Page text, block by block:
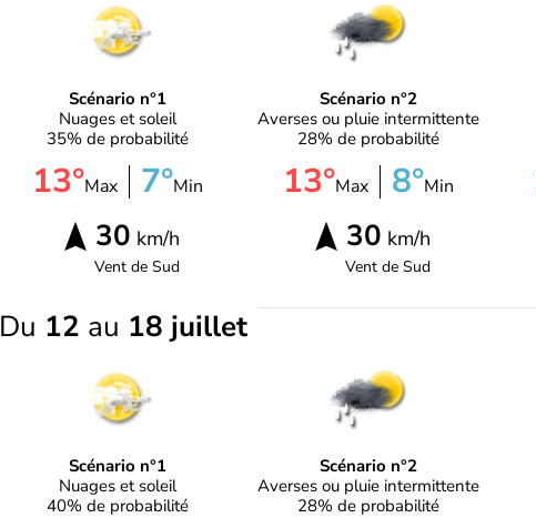
Scénario n°1
Nuages et soleil
35% de probabilité
13°Max 7°Min
30 km/h
Vent deSud
Scénario n°2
Averses ou pluie intermittente
28% de probabilité
13°Max 8°Min
30 km/h
Vent deSud
Du 12 au 18 juillet
Scénario n°1
Nuages et soleil
40% de probabilité
Scénario n°2
Averses ou pluie intermittente
28% de probabilité